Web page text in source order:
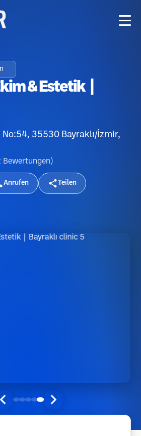
& Estetik |
No:54, 35530 Bayraklı/İzmir,
Bewertungen )
Anrufen Teilen